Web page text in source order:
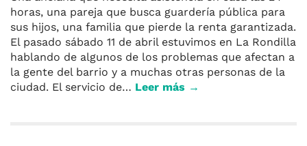
horas, una pareja que busca guardería pública para
sus hijos, una familia que pierde la renta garantizada.
El pasado sábado 11 de abril estuvimos en La Rondilla
hablando de algunos de los problemas que afectan a
la gente del barrio y a muchas otras personas de la
ciudad. El servicio de… Leer más →